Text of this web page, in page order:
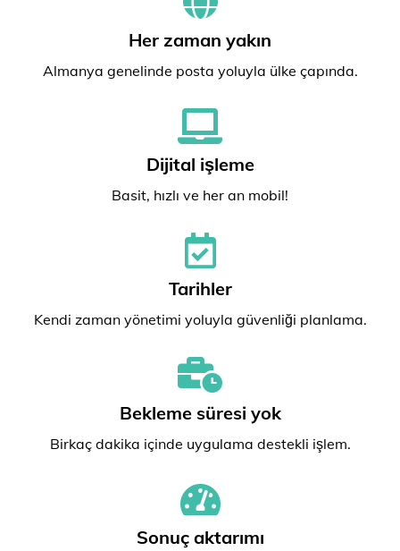
Her zaman yakın
Almanya genelinde posta yoluyla ülke çapında.
Dijital işleme
Basit, hızlı ve her an mobil!
Tarihler
Kendi zaman yönetimi yoluyla güvenliği planlama.
Bekleme süresi yok
Birkaç dakika içinde uygulama destekli işlem.
Sonuç aktarımı